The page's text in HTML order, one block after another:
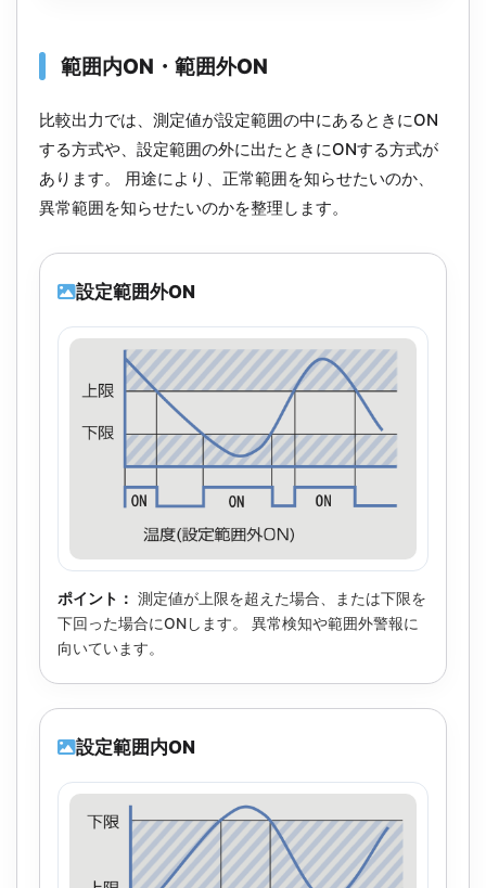
範囲内ON・範囲外ON
比較出力では、測定値が設定範囲の中にあるときにON
する方式や、設定範囲の外に出たときにONする方式が
あります。 用途により、正常範囲を知らせたいのか、
異常範囲を知らせたいのかを整理します。
設定範囲外ON
ポイント： 測定値が上限を超えた場合、または下限を
下回った場合にONします。 異常検知や範囲外警報に
向いています。
設定範囲内ON